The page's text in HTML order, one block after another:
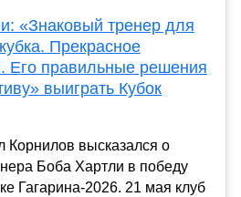
«Знаковый тренер для
Прекрасное
Его правильные решения
выиграть Кубок
Корнилов высказался о
Боба Хартли в победу
Гагарина-2026. 21 мая клуб